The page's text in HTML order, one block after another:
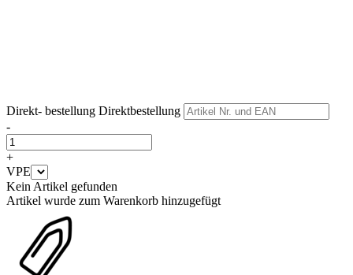
Direkt- bestellung Direktbestellung
-
+
VPE
Kein Artikel gefunden
Artikel wurde zum Warenkorb hinzugefügt